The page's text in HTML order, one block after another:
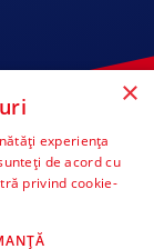
×
experiența
de acord cu
privind cookie-